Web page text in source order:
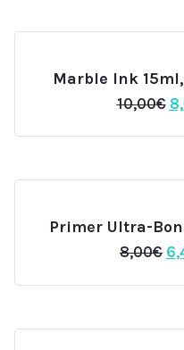
Marble Ink
10,00€ El
Primer Ultra-
8,00€ El